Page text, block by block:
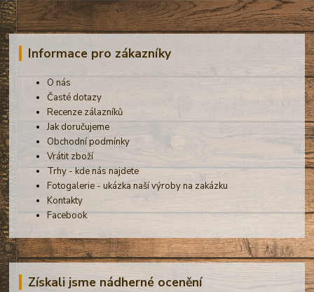
Informace pro zákazníky
O nás
Časté dotazy
Recenze zálazníků
Jak doručujeme
Obchodní podmínky
Vrátit zboží
Trhy - kde nás najdete
Fotogalerie - ukázka naší výroby na zakázku
Kontakty
Facebook
Získali jsme nádherné ocenění